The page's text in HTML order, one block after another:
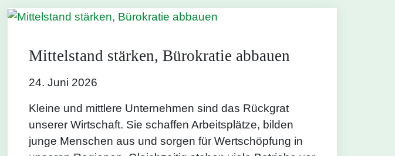
Mittelstand stärken, Bürokratie abbauen
24. Juni 2026
Kleine und mittlere Unternehmen sind das Rückgrat
unserer Wirtschaft. Sie schaffen Arbeitsplätze, bilden
junge Menschen aus und sorgen für Wertschöpfung in